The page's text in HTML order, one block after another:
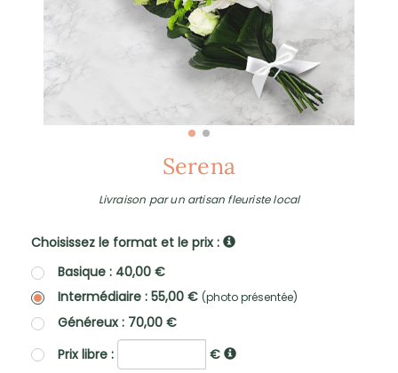
Serena
Livraison par un artisan fleuriste local
Choisissez le format et le prix :
Basique : 40,00 €
Intermédiaire : 55,00 € (photo présentée)
Généreux : 70,00 €
Prix libre :
€